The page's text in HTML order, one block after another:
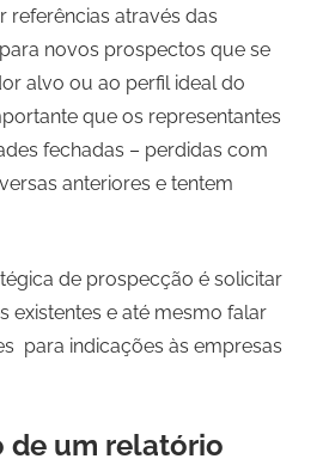
referências através das
novos prospectos que se
alvo ou ao perfil ideal do
que os representantes
fechadas – perdidas com
anteriores e tentem
de prospecção é solicitar
existentes e até mesmo falar
para indicações às empresas
de um relatório